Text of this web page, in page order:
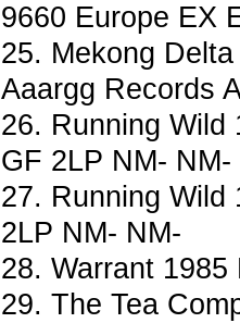
9660 Europe EX
25. Mekong
Aaargg Records
26. Running Wild
GF 2LP NM- NM-
27. Running Wild
2LP NM- NM-
28. Warrant
29. The Tea